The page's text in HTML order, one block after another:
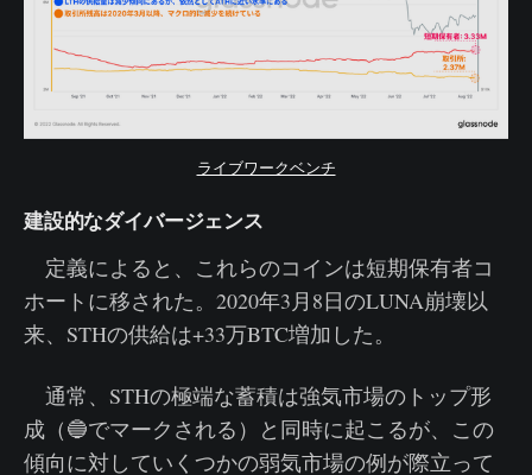
ライブワークベンチ
建設的なダイバージェンス
定義によると、これらのコインは短期保有者コ
ホートに移された。2020年3月8日のLUNA崩壊以
来、STHの供給は+33万BTC増加した。
通常、STHの極端な蓄積は強気市場のトップ形
成（🔵でマークされる）と同時に起こるが、この
傾向に対していくつかの弱気市場の例が際立って